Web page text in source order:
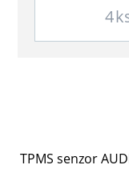
TPMS senzor